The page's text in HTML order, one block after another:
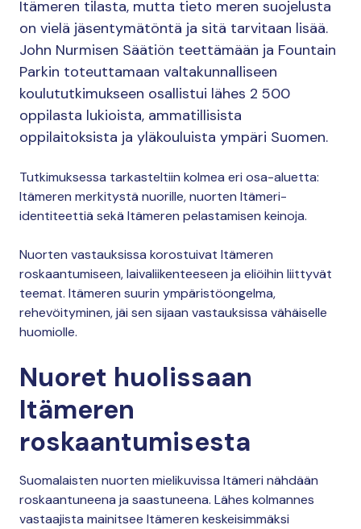
Itämeren tilasta, mutta tieto meren suojelusta
on vielä jäsentymätöntä ja sitä tarvitaan lisää.
John Nurmisen Säätiön teettämään ja Fountain
Parkin toteuttamaan valtakunnalliseen
koulututkimukseen osallistui lähes 2 500
oppilasta lukioista, ammatillisista
oppilaitoksista ja yläkouluista ympäri Suomen.
Tutkimuksessa tarkasteltiin kolmea eri osa-aluetta:
Itämeren merkitystä nuorille, nuorten Itämeri-
identiteettiä sekä Itämeren pelastamisen keinoja.
Nuorten vastauksissa korostuivat Itämeren
roskaantumiseen, laivaliikenteeseen ja eliöihin liittyvät
teemat. Itämeren suurin ympäristöongelma,
rehevöityminen, jäi sen sijaan vastauksissa vähäiselle
huomiolle.
Nuoret huolissaan
Itämeren
roskaantumisesta
Suomalaisten nuorten mielikuvissa Itämeri nähdään
roskaantuneena ja saastuneena. Lähes kolmannes
vastaajista mainitsee Itämeren keskeisimmäksi